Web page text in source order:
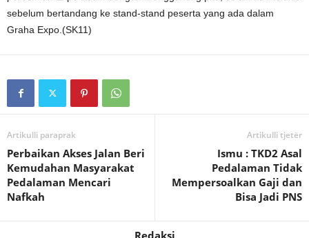
sebelum bertandang ke stand-stand peserta yang ada dalam
Graha Expo.(SK11)
Artikulli paraprak
Perbaikan Akses Jalan Beri
Kemudahan Masyarakat
Pedalaman Mencari
Nafkah
Artikulli tjetër
Ismu : TKD2 Asal
Pedalaman Tidak
Mempersoalkan Gaji dan
Bisa Jadi PNS
Redaksi